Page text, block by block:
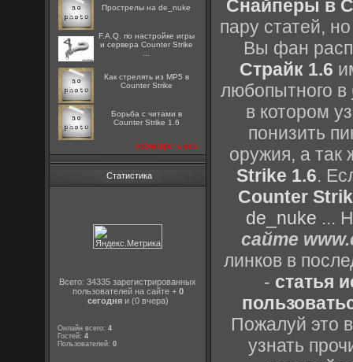
Прострелы на de_nuke
F.A.Q. по настройке игры
и сервера Counter Strike
Как стрелять из MP5 в
Counter Strike
Борьба с читами в
Counter Strike 1.6
посмотреть все
Статистика
Всего: 34335 зарегистрированных
пользователей на сайте + 0
сегодняи (0 вчера)
Онлайн всего:4
Гостей:4
Пользователей:0
Снайперы в
пару статей,
Вы фан
Страйк 1.6
любопытного в
в котором
понизить
оружия, а так
Strike 1.6.
Counter
de_nuke ...
сайте
линков в
- статья
Пожалуй это
узнать